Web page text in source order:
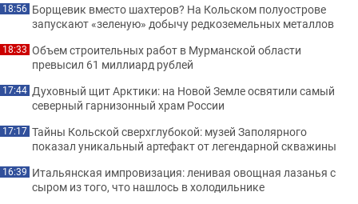
18:56 Борщевик вместо шахтеров? На Кольском полуострове
запускают «зеленую» добычу редкоземельных металлов
18:33 Объем строительных работ в Мурманской области
превысил 61 миллиард рублей
17:44 Духовный щит Арктики: на Новой Земле освятили самый
северный гарнизонный храм России
17:17 Тайны Кольской сверхглубокой: музей Заполярного
показал уникальный артефакт от легендарной скважины
16:39 Итальянская импровизация: ленивая овощная лазанья с
сыром из того, что нашлось в холодильнике